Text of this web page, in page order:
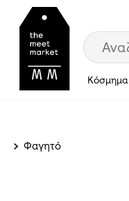
Κόσμημα
Φαγητό